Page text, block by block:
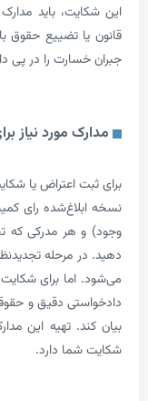
باید مدارک و
تضییع حقوق باشد. رای
را در پی داشته باشد.
مورد نیاز برای شکایت از
رای کمیسیون،
مدرکی که تخلف قانونی یا
تجدیدنظر، این
برای شکایت در دیوان
دقیق و حقوقی تنظیم
تهیه این مدارک با دقت
دارد.